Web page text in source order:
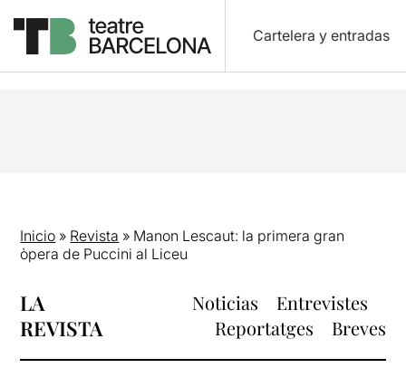
Cartelera y entradas
Inicio » Revista » Manon Lescaut: la primera gran
òpera de Puccini al Liceu
LA
REVISTA
Noticias
Entrevistes
Reportatges
Breves